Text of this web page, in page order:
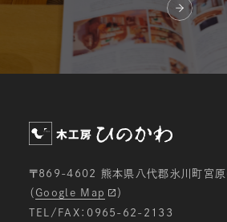
〒869-4602 熊本県八代郡氷川町宮
（ Google Map
）
TEL/FAX：0965-62-2133